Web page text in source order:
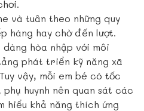
và tuân theo những quy
hàng hay chờ đến lượt.
hòa nhập với môi
phát triển kỹ năng xã
vậy, mỗi em bé có tốc
huynh nên quan sát các
hiểu khả năng thích ứng